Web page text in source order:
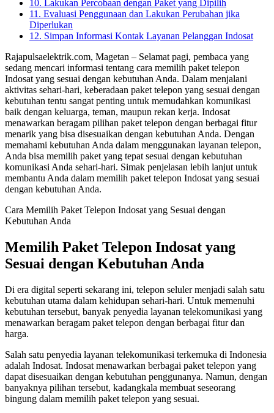
10. Lakukan Percobaan dengan Paket yang Dipilih
11. Evaluasi Penggunaan dan Lakukan Perubahan jika
Diperlukan
12. Simpan Informasi Kontak Layanan Pelanggan Indosat
Rajapulsaelektrik.com, Magetan – Selamat pagi, pembaca yang
sedang mencari informasi tentang cara memilih paket telepon
Indosat yang sesuai dengan kebutuhan Anda. Dalam menjalani
aktivitas sehari-hari, keberadaan paket telepon yang sesuai dengan
kebutuhan tentu sangat penting untuk memudahkan komunikasi
baik dengan keluarga, teman, maupun rekan kerja. Indosat
menawarkan beragam pilihan paket telepon dengan berbagai fitur
menarik yang bisa disesuaikan dengan kebutuhan Anda. Dengan
memahami kebutuhan Anda dalam menggunakan layanan telepon,
Anda bisa memilih paket yang tepat sesuai dengan kebutuhan
komunikasi Anda sehari-hari. Simak penjelasan lebih lanjut untuk
membantu Anda dalam memilih paket telepon Indosat yang sesuai
dengan kebutuhan Anda.
Cara Memilih Paket Telepon Indosat yang Sesuai dengan
Kebutuhan Anda
Memilih Paket Telepon Indosat yang
Sesuai dengan Kebutuhan Anda
Di era digital seperti sekarang ini, telepon seluler menjadi salah satu
kebutuhan utama dalam kehidupan sehari-hari. Untuk memenuhi
kebutuhan tersebut, banyak penyedia layanan telekomunikasi yang
menawarkan beragam paket telepon dengan berbagai fitur dan
harga.
Salah satu penyedia layanan telekomunikasi terkemuka di Indonesia
adalah Indosat. Indosat menawarkan berbagai paket telepon yang
dapat disesuaikan dengan kebutuhan penggunanya. Namun, dengan
banyaknya pilihan tersebut, kadangkala membuat seseorang
bingung dalam memilih paket telepon yang sesuai.